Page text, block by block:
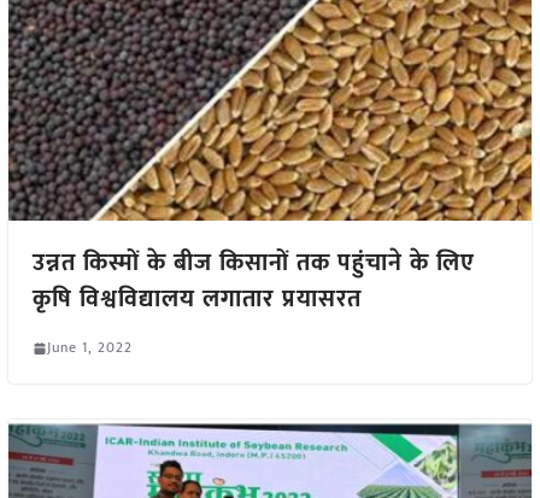
उन्नत किस्मों के बीज किसानों तक पहुंचाने के लिए
कृषि विश्वविद्यालय लगातार प्रयासरत
June 1, 2022